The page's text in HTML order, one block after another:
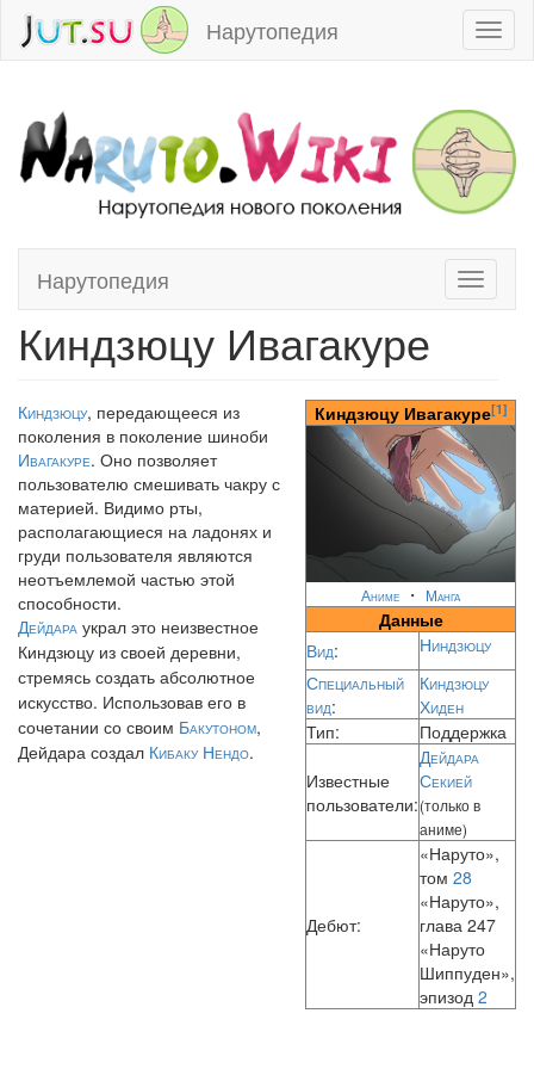
Нарутопедия
Toggle
Нарутопедия
Перейти к:навигация,поиск
Киндзюцу Ивагакуре
Киндзюцу Ивагакуре[1]
Аниме ・ Манга
Данные
Вид:
Ниндзюцу
Специальный
вид:
Киндзюцу
Хиден
Тип:
Поддержка
Известные
пользователи:
Дейдара
Секией
(только в
аниме)
Дебют:
«Наруто»,
том 28
«Наруто»,
глава 247
«Наруто
Шиппуден»,
эпизод 2
Киндзюцу, передающееся из
поколения в поколение шиноби
Ивагакуре. Оно позволяет
пользователю смешивать чакру с
материей. Видимо рты,
располагающиеся на ладонях и
груди пользователя являются
неотъемлемой частью этой
способности.
Дейдара украл это неизвестное
Киндзюцу из своей деревни,
стремясь создать абсолютное
искусство. Использовав его в
сочетании со своим Бакутоном,
Дейдара создал Кибаку Нендо.